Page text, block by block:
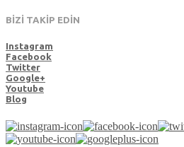
BİZİ TAKİP EDİN
Instagram
Facebook
Twitter
Google+
Youtube
Blog